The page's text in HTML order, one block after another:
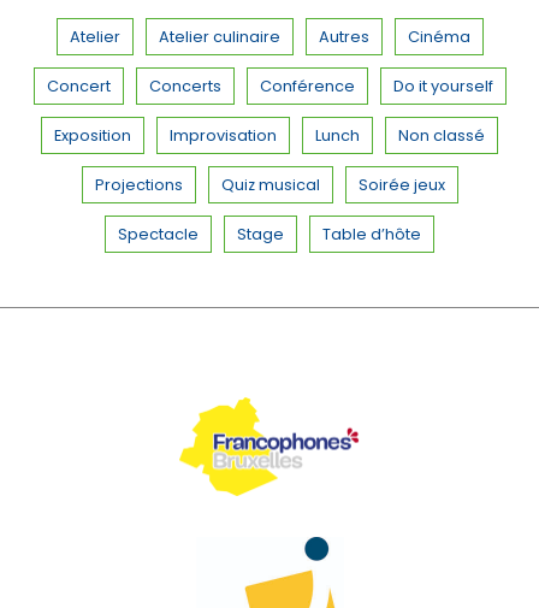
Atelier Atelier culinaire Autres Cinéma
Concert Concerts Conférence Do it yourself
Exposition Improvisation Lunch Non classé
Projections Quiz musical Soirée jeux
Spectacle Stage Table d’hôte